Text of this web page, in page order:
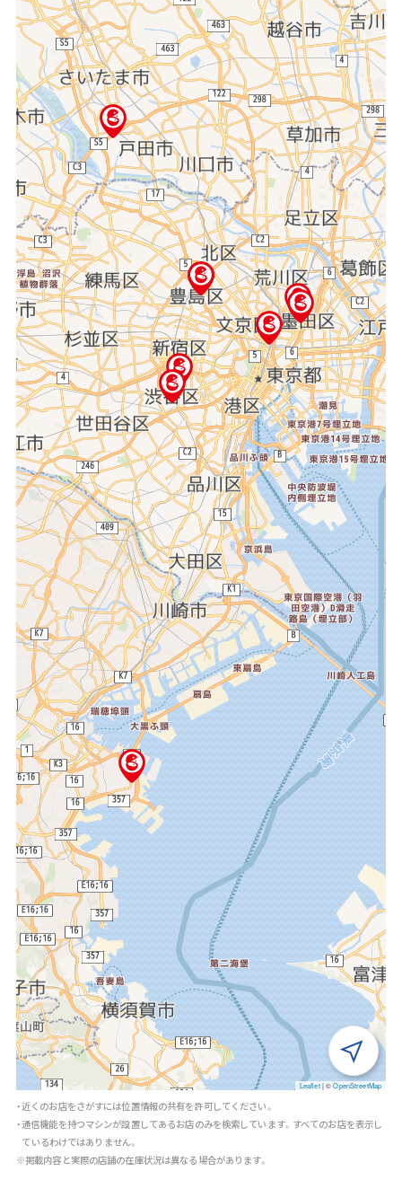
Leaflet |©OpenStreetMap
・近くのお店をさがすには位置情報の共有を許可してください。
・通信機能を持つマシンが設置してあるお店のみを検索しています。すべてのお店を表示し
ているわけではありません。
※掲載内容と実際の店舗の在庫状況は異なる場合があります。